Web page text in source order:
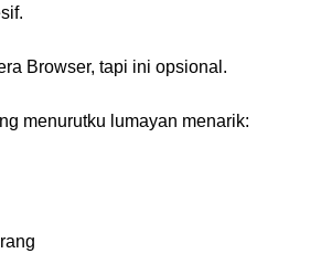
Browser, tapi ini opsional.
menurutku lumayan menarik: